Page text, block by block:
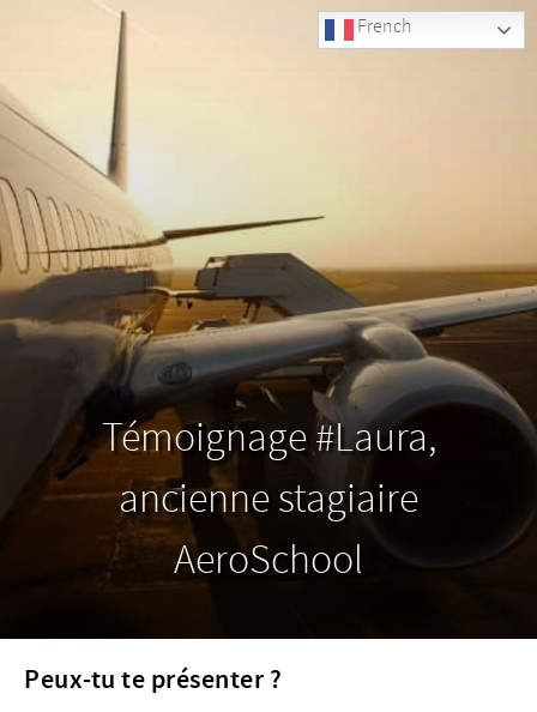
Témoignage #Laura,
ancienne stagiaire
AeroSchool
Peux-tu te présenter ?
French